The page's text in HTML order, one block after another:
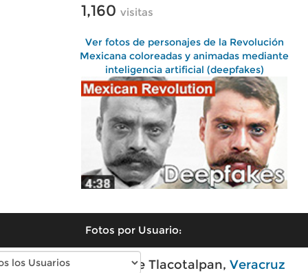
1,160 visitas
Ver fotos de personajes de la Revolución
Mexicana coloreadas y animadas mediante
inteligencia artificial (deepfakes)
Fotos por Usuario:
Fotos modernas de Tlacotalpan, Veracruz